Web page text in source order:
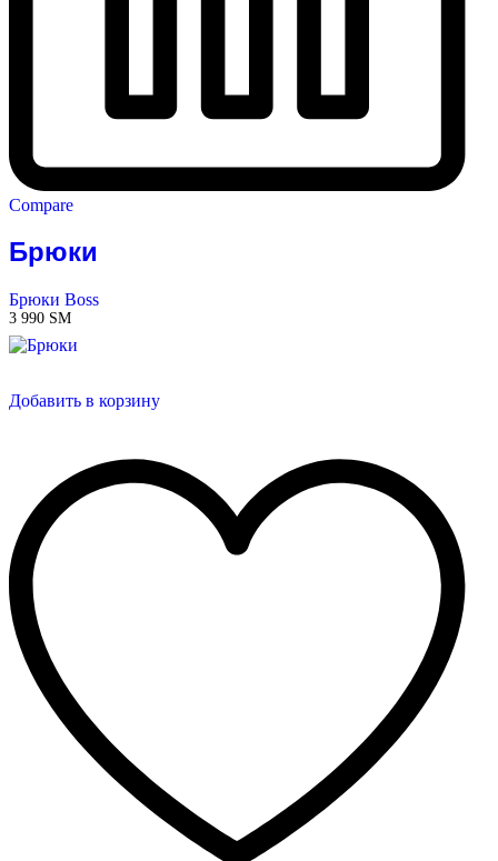
Compare
Брюки
Брюки Boss
3 990 ЅМ
Добавить в корзину